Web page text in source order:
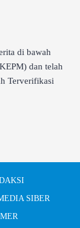
di bawah
dan telah
Terverifikasi
SIBER